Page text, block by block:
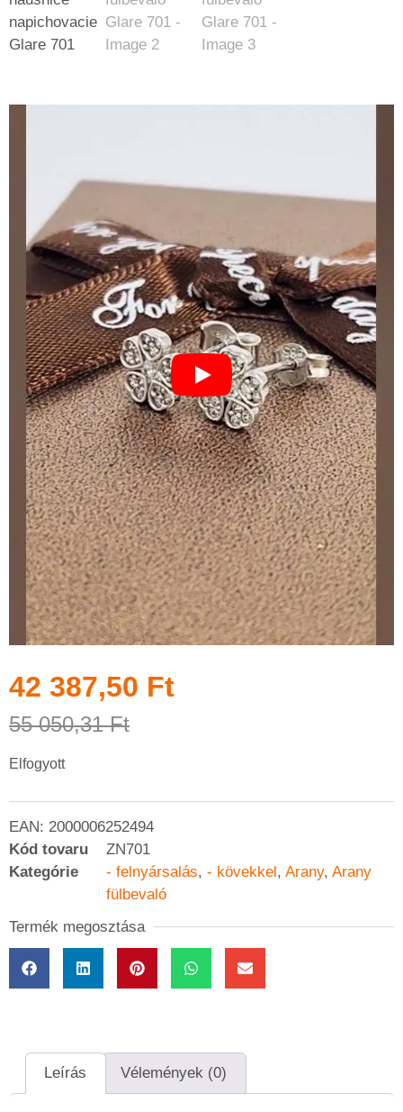
55 050,31Ft
42 387,50 Ft
Elfogyott
EAN: 2000006252494
Kód tovaru
ZN701
Kategórie
- felnyársalás, - kövekkel, Arany, Arany
fülbevaló
Termék megosztása
Leírás Vélemények (0)